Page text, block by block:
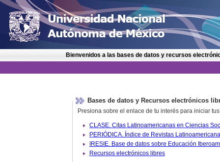
Bienvenidos a las bases de datos y recursos
Bases de datos y Recursos electrónicos
Presiona sobre el enlace de tu interés para iniciar
IRESIE. Base de datos
Recursos electrónicos libres